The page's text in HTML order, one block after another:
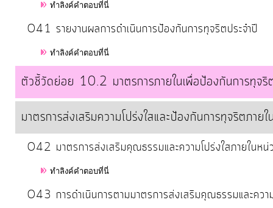
ทำลิงค์คำตอบที่นี่
O41 รายงานผลการดำเนินการป้องกันการทุจริตประจำปี
ทำลิงค์คำตอบที่นี่
ตัวชี้วัดย่อย 10.2 มาตรการภายในเพื่อป้องกันการทุจริ
มาตรการส่งเสริมความโปร่งใสและป้องกันการทุจริตภาย
O42 มาตรการส่งเสริมคุณธรรมและความโปร่งใสภายในหน่
ทำลิงค์คำตอบที่นี่
O43 การดำเนินการตามมาตรการส่งเสริมคุณธรรมและควา